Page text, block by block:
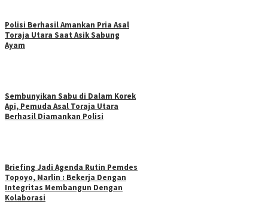
Polisi Berhasil Amankan Pria Asal
Toraja Utara Saat Asik Sabung
Ayam
Sembunyikan Sabu di Dalam Korek
Api, Pemuda Asal Toraja Utara
Berhasil Diamankan Polisi
Briefing Jadi Agenda Rutin Pemdes
Topoyo, Marlin : Bekerja Dengan
Integritas Membangun Dengan
Kolaborasi